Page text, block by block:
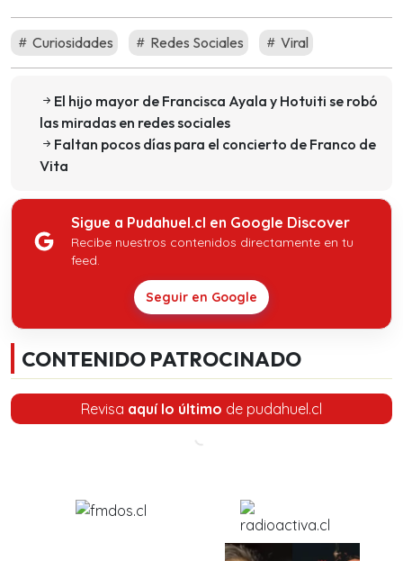
Curiosidades Redes Sociales Viral
El hijo mayor de Francisca Ayala y Hotuiti se robó
las miradas en redes sociales
Faltan pocos días para el concierto de Franco de
Vita
Sigue a Pudahuel.cl en Google Discover
Recibe nuestros contenidos directamente en tu
feed.
Seguir en Google
CONTENIDO PATROCINADO
Revisa aquí lo último de pudahuel.cl